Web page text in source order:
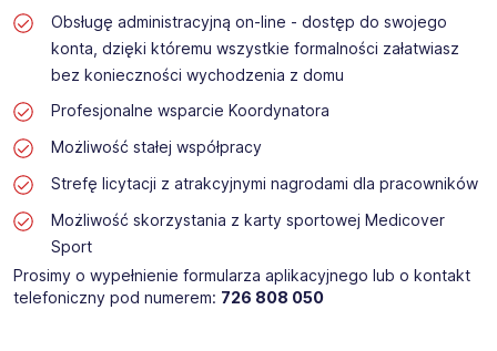
Obsługę administracyjną on-line - dostęp do swojego
konta, dzięki któremu wszystkie formalności załatwiasz
bez konieczności wychodzenia z domu
Profesjonalne wsparcie Koordynatora
Możliwość stałej współpracy
Strefę licytacji z atrakcyjnymi nagrodami dla pracowników
Możliwość skorzystania z karty sportowej Medicover
Sport
Prosimy o wypełnienie formularza aplikacyjnego lub o kontakt
telefoniczny pod numerem: 726 808 050